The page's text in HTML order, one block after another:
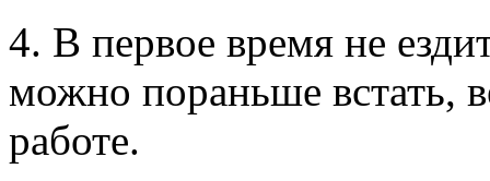
4. В первое время не
можно пораньше встать,
работе.